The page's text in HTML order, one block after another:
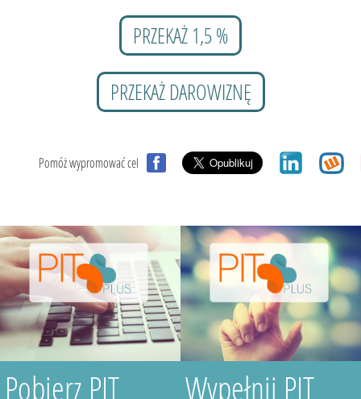
PRZEKAŻ 1,5 %
PRZEKAŻ DAROWIZNĘ
Pomóż wypromować cel
Pobierz PIT Wypełnij PIT